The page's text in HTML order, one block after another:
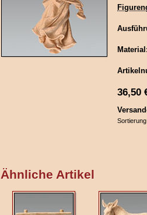
36,50
Ähnliche Artikel